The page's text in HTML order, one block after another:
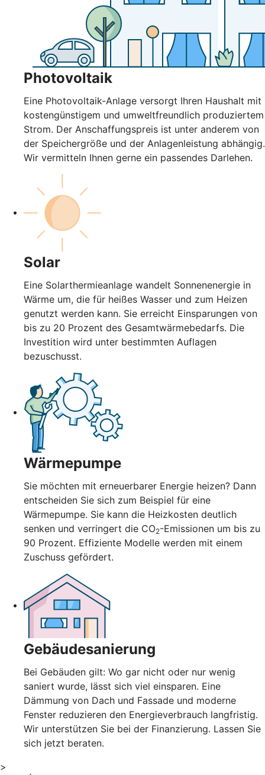
Photovoltaik
Eine Photovoltaik-Anlage versorgt Ihren Haushalt mit
kostengünstigem und umweltfreundlich produziertem
Strom. Der Anschaffungspreis ist unter anderem von
der Speichergröße und der Anlagenleistung abhängig.
Wir vermitteln Ihnen gerne ein passendes Darlehen.
Solar
Eine Solarthermieanlage wandelt Sonnenenergie in
Wärme um, die für heißes Wasser und zum Heizen
genutzt werden kann. Sie erreicht Einsparungen von
bis zu 20 Prozent des Gesamtwärmebedarfs. Die
Investition wird unter bestimmten Auflagen
bezuschusst.
Wärmepumpe
Sie möchten mit erneuerbarer Energie heizen? Dann
entscheiden Sie sich zum Beispiel für eine
Wärmepumpe. Sie kann die Heizkosten deutlich
senken und verringert die CO2-Emissionen um bis zu
90 Prozent. Effiziente Modelle werden mit einem
Zuschuss gefördert.
Gebäudesanierung
Bei Gebäuden gilt: Wo gar nicht oder nur wenig
saniert wurde, lässt sich viel einsparen. Eine
Dämmung von Dach und Fassade und moderne
Fenster reduzieren den Energieverbrauch langfristig.
Wir unterstützen Sie bei der Finanzierung. Lassen Sie
sich jetzt beraten.
>